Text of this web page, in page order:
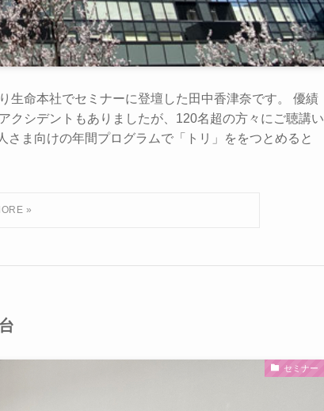
生命本社でセミナーに登壇した田中香津奈です。 優績
クシデントもありましたが、120名超の方々にご聴講い
ま向けの年間プログラムで「トリ」ををつとめると
セミナー